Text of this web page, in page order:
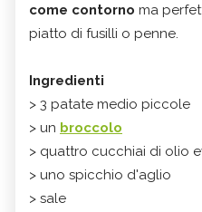
come contorno ma
piatto di fusilli o penne.
Ingredienti
> 3 patate medio piccole
> un broccolo
> quattro cucchiai di olio
> uno spicchio d'aglio
> sale